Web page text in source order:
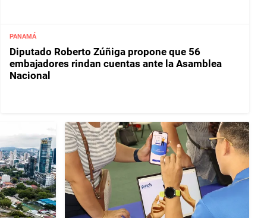
PANAMÁ
Diputado Roberto Zúñiga propone que 56
embajadores rindan cuentas ante la Asamblea
Nacional